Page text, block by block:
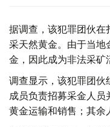
据调查，该犯罪团伙
采天然黄金。由于当地
金，因此成为非法采矿
调查显示，该犯罪团伙
成员负责招募采金人
黄金运输和销售；其余